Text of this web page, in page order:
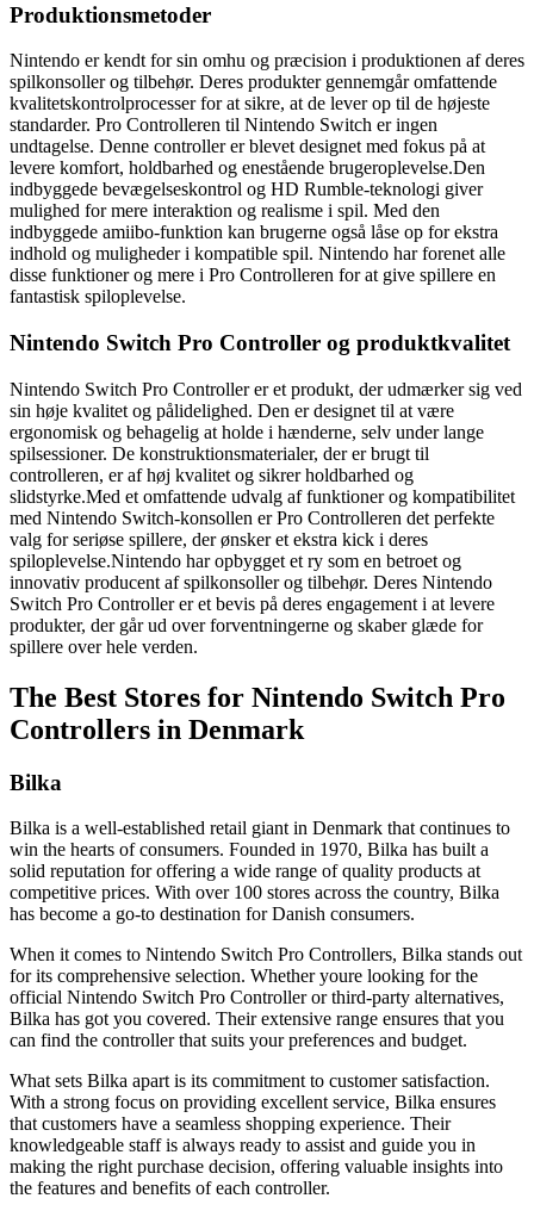
Produktionsmetoder
Nintendo er kendt for sin omhu og præcision i produktionen af ​​deres
spilkonsoller og tilbehør. Deres produkter gennemgår omfattende
kvalitetskontrolprocesser for at sikre, at de lever op til de højeste
standarder. Pro Controlleren til Nintendo Switch er ingen
undtagelse. Denne controller er blevet designet med fokus på at
levere komfort, holdbarhed og enestående brugeroplevelse.Den
indbyggede bevægelseskontrol og HD Rumble-teknologi giver
mulighed for mere interaktion og realisme i spil. Med den
indbyggede amiibo-funktion kan brugerne også låse op for ekstra
indhold og muligheder i kompatible spil. Nintendo har forenet alle
disse funktioner og mere i Pro Controlleren for at give spillere en
fantastisk spiloplevelse.
Nintendo Switch Pro Controller og produktkvalitet
Nintendo Switch Pro Controller er et produkt, der udmærker sig ved
sin høje kvalitet og pålidelighed. Den er designet til at være
ergonomisk og behagelig at holde i hænderne, selv under lange
spilsessioner. De konstruktionsmaterialer, der er brugt til
controlleren, er af høj kvalitet og sikrer holdbarhed og
slidstyrke.Med et omfattende udvalg af funktioner og kompatibilitet
med Nintendo Switch-konsollen er Pro Controlleren det perfekte
valg for seriøse spillere, der ønsker et ekstra kick i deres
spiloplevelse.Nintendo har opbygget et ry som en betroet og
innovativ producent af spilkonsoller og tilbehør. Deres Nintendo
Switch Pro Controller er et bevis på deres engagement i at levere
produkter, der går ud over forventningerne og skaber glæde for
spillere over hele verden.
The Best Stores for Nintendo Switch Pro
Controllers in Denmark
Bilka
Bilka is a well-established retail giant in Denmark that continues to
win the hearts of consumers. Founded in 1970, Bilka has built a
solid reputation for offering a wide range of quality products at
competitive prices. With over 100 stores across the country, Bilka
has become a go-to destination for Danish consumers.
When it comes to Nintendo Switch Pro Controllers, Bilka stands out
for its comprehensive selection. Whether youre looking for the
official Nintendo Switch Pro Controller or third-party alternatives,
Bilka has got you covered. Their extensive range ensures that you
can find the controller that suits your preferences and budget.
What sets Bilka apart is its commitment to customer satisfaction.
With a strong focus on providing excellent service, Bilka ensures
that customers have a seamless shopping experience. Their
knowledgeable staff is always ready to assist and guide you in
making the right purchase decision, offering valuable insights into
the features and benefits of each controller.